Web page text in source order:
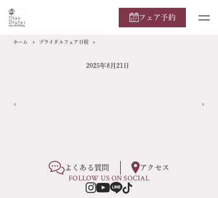
フェア予約
ホーム ブライダルフェア日程
2025年8月21日
よくある質問 アクセス
FOLLOW US ON SOCIAL